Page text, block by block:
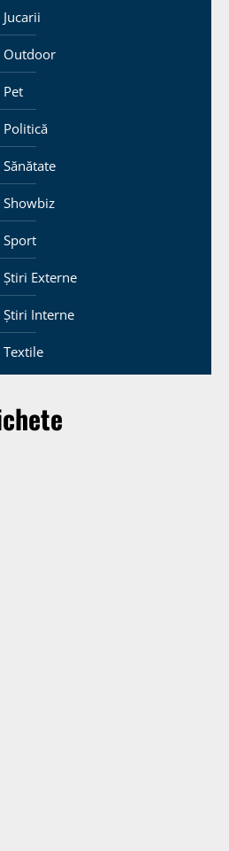
Jucarii
Outdoor
Pet
Politică
Sănătate
Showbiz
Sport
Știri Externe
Știri Interne
Textile